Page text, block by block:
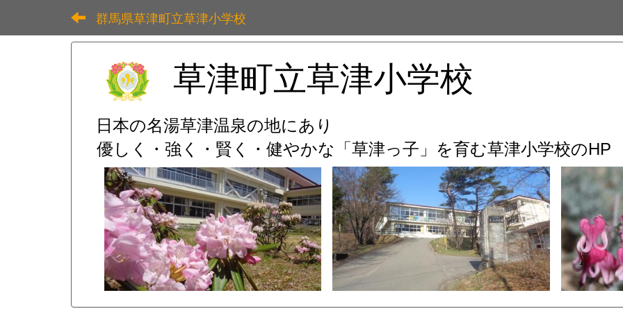
群馬県草津町立草津小学校
草津町立草津小学校
日本の名湯草津温泉の地にあり
優しく・強く・賢く・健やかな「草津っ子」を育む草津小学校のHP